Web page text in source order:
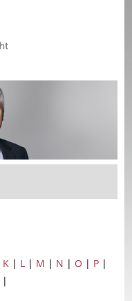
K | L | M | N | O | P |
|